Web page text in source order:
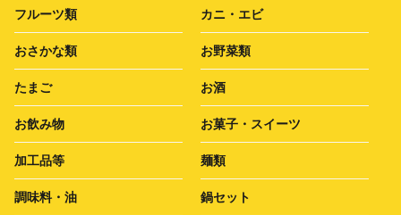
フルーツ類 カニ・エビ
おさかな類 お野菜類
たまご お酒
お飲み物 お菓子・スイーツ
加工品等 麺類
調味料・油 鍋セット